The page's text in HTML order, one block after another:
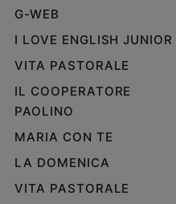
G-WEB
I LOVE ENGLISH JUNIOR
VITA PASTORALE
IL COOPERATORE
PAOLINO
MARIA CON TE
LA DOMENICA
VITA PASTORALE